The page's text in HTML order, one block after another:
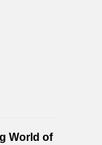
World of